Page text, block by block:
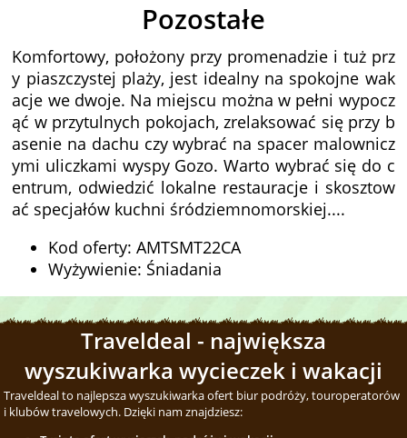
Pozostałe
Komfortowy, położony przy promenadzie i tuż prz
y piaszczystej plaży, jest idealny na spokojne wak
acje we dwoje. Na miejscu można w pełni wypocz
ąć w przytulnych pokojach, zrelaksować się przy b
asenie na dachu czy wybrać na spacer malownicz
ymi uliczkami wyspy Gozo. Warto wybrać się do c
entrum, odwiedzić lokalne restauracje i skosztow
ać specjałów kuchni śródziemnomorskiej....
Kod oferty: AMTSMT22CA
Wyżywienie: Śniadania
Traveldeal - największa
wyszukiwarka wycieczek i wakacji
Traveldeal to najlepsza wyszukiwarka ofert biur podróży, touroperatorów
i klubów travelowych. Dzięki nam znajdziesz: